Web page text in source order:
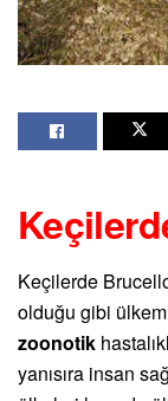
Keçilerde
olduğu gibi
zoonotik
yanısıra insan